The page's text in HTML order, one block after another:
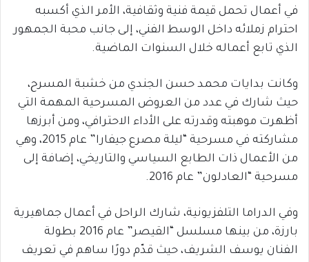
في أعمال تحمل قيمة فنية وثقافية، الأمر الذي أكسبه
احترام زملائه داخل الوسط الفني، إلى جانب محبة الجمهور
الذي تابع أعماله خلال السنوات الماضية.
وكانت بدايات محمد حسن الجندي من خشبة المسرح،
حيث شارك في عدد من العروض المسرحية المهمة التي
أظهرت موهبته وقدرته على الأداء الاحترافي، ومن أبرزها
مشاركته في مسرحية “ليلة مصرع جيفارا” عام 2015، وهي
من الأعمال ذات الطابع السياسي والتاريخي، إضافة إلى
مسرحية “العادلون” عام 2016.
وفي الدراما التلفزيونية، شارك الراحل في أعمال جماهيرية
بارزة، من بينها مسلسل “القيصر” عام 2016 بطولة
الفنان يوسف الشريف، حيث قدّم دورًا ساهم في تعريف